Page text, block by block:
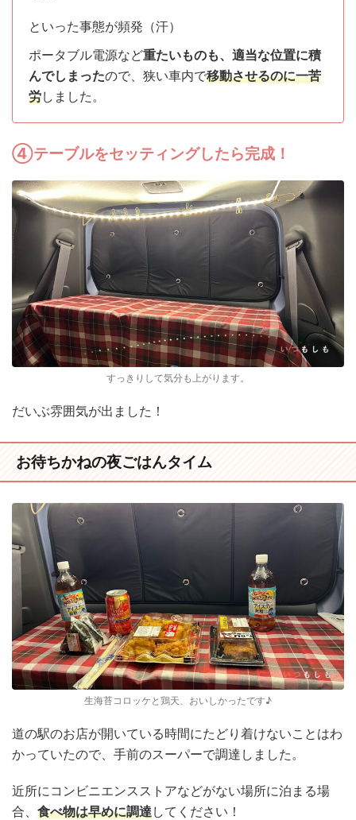
といった事態が頻発（汗）
ポータブル電源など重たいものも、適当な位置に積
んでしまったので、狭い車内で移動させるのに一苦
労しました。
④テーブルをセッティングしたら完成！
すっきりして気分も上がります。
だいぶ雰囲気が出ました！
お待ちかねの夜ごはんタイム
生海苔コロッケと鶏天、おいしかったです♪
道の駅のお店が開いている時間にたどり着けないことはわ
かっていたので、手前のスーパーで調達しました。
近所にコンビニエンスストアなどがない場所に泊まる場
合、 食べ物は早めに調達してください！